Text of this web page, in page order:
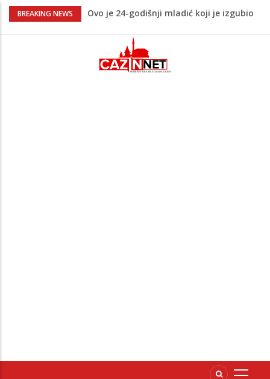
BREAKING NEWS
Ovo je 24-godišnji mladić koji je izgubio
Na Ahiret preselio LJUBIJANKIĆ (Hasan)
Na Ahiret preselio HALILOVIĆ (Smajil)